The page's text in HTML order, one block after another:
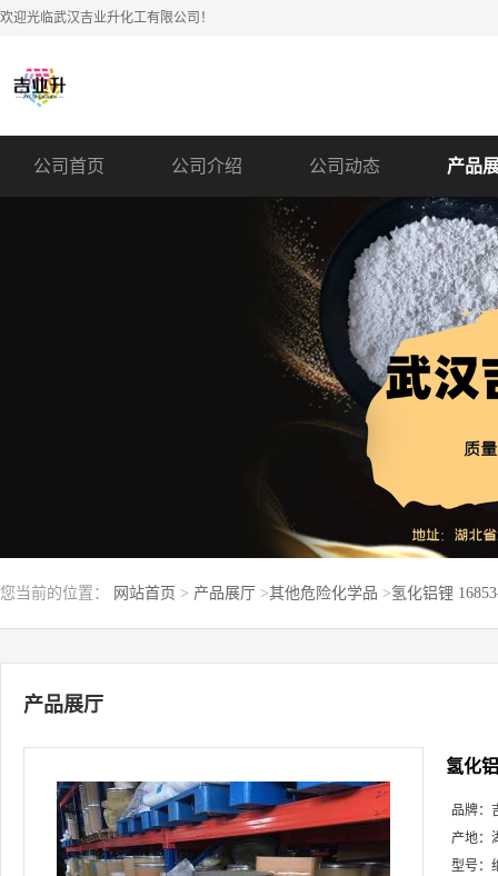
欢迎光临武汉吉业升化工有限公司！
公司首页 公司介绍 公司动态 产品
您当前的位置： 网站首页 > 产品展厅 >其他危险化学品 >氢化铝锂
产品展厅
氢化
品牌：
产地：
型号：